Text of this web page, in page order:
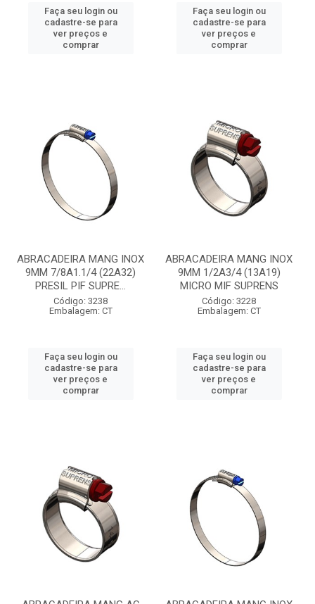
Faça seu login ou
cadastre-se para
ver preços e
comprar
Faça seu login ou
cadastre-se para
ver preços e
comprar
ABRACADEIRA MANG INOX
9MM 7/8A1.1/4 (22A32)
PRESIL PIF SUPRE...
Código: 3238
Embalagem: CT
Faça seu login ou
cadastre-se para
ver preços e
comprar
ABRACADEIRA MANG INOX
9MM 1/2A3/4 (13A19)
MICRO MIF SUPRENS
Código: 3228
Embalagem: CT
Faça seu login ou
cadastre-se para
ver preços e
comprar